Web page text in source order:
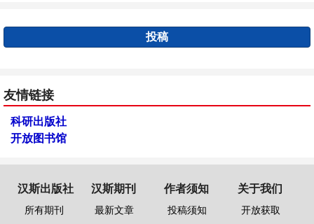
投稿
友情链接
科研出版社
开放图书馆
汉斯出版社
所有期刊
汉斯期刊
最新文章
作者须知
投稿须知
关于我们
开放获取